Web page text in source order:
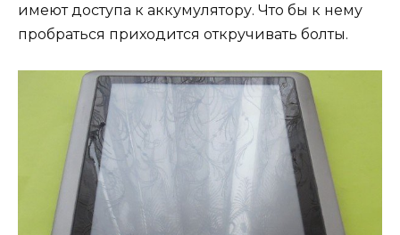
имеют доступа к аккумулятору. Что бы к нему
пробраться приходится откручивать болты.